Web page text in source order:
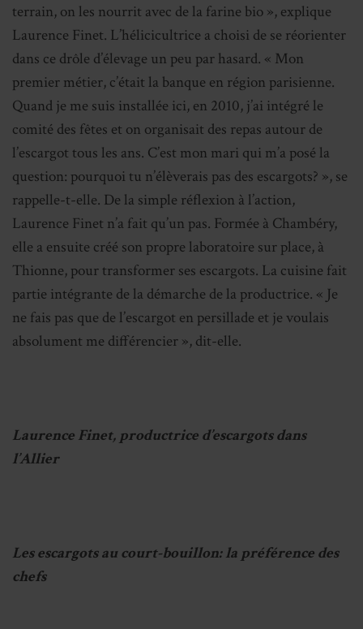
terrain, on les nourrit avec de la farine bio », explique
Laurence Finet. L’hélicicultrice a choisi de se réorienter
dans ce drôle d’élevage un peu par hasard. « Mon
premier métier, c’était la banque en région parisienne.
Quand je me suis installée ici, en 2010, j’ai intégré le
comité des fêtes et on organisait des repas autour de
l’escargot tous les ans. C’est mon mari qui m’a posé la
question: pourquoi tu n’élèverais pas des escargots? », se
rappelle-t-elle. De la simple réflexion à l’action,
Laurence Finet n’a fait qu’un pas. Formée à Chambéry,
elle a ensuite créé son propre laboratoire sur place, à
Thionne, pour transformer ses escargots. La cuisine fait
partie intégrante de la démarche de la productrice. « Je
ne fais pas que de l’escargot en persillade et je voulais
absolument me différencier », dit-elle.
Laurence Finet, productrice d’escargots dans
l’Allier
Les escargots au court-bouillon: la préférence des
chefs